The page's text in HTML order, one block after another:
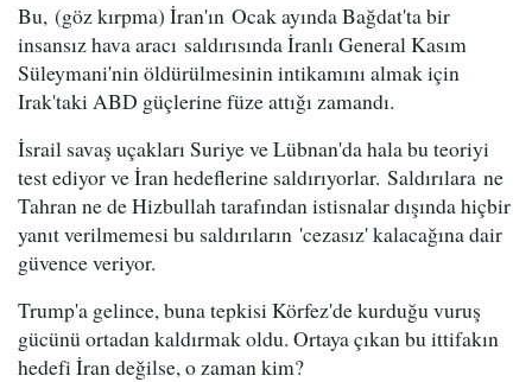
Bu, (göz kırpma) İran'ın Ocak ayında Bağdat'ta bir
insansız hava aracı saldırısında İranlı General Kasım
Süleymani'nin öldürülmesinin intikamını almak için
Irak'taki ABD güçlerine füze attığı zamandı.
İsrail savaş uçakları Suriye ve Lübnan'da hala bu teoriyi
test ediyor ve İran hedeflerine saldırıyorlar. Saldırılara ne
Tahran ne de Hizbullah tarafından istisnalar dışında hiçbir
yanıt verilmemesi bu saldırıların 'cezasız' kalacağına dair
güvence veriyor.
Trump'a gelince, buna tepkisi Körfez'de kurduğu vuruş
gücünü ortadan kaldırmak oldu. Ortaya çıkan bu ittifakın
hedefi İran değilse, o zaman kim?